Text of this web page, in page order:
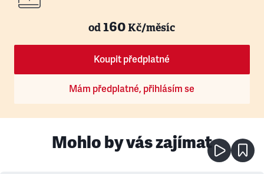
od160Kč/měsíc
Koupit předplatné
Mám předplatné, přihlásím se
Mohlo by vás zajímat